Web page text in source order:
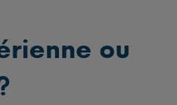
ou